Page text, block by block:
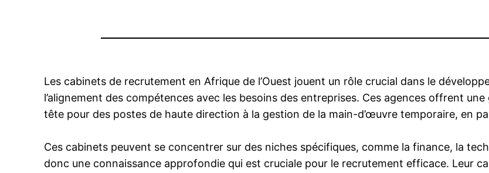
Les cabinets de recrutement en Afrique de l’Ouest jouent un rôle crucial dans le
l’alignement des compétences avec les besoins des entreprises. Ces agences offrent
tête pour des postes de haute direction à la gestion de la main-d’œuvre temporaire, en
Ces cabinets peuvent se concentrer sur des niches spécifiques, comme la finance, la
donc une connaissance approfondie qui est cruciale pour le recrutement efficace. Leur